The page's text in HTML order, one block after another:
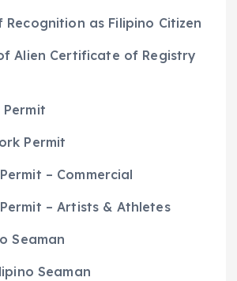
as Filipino Citizen
Alien Certificate of Registry
Permit
– Commercial
– Artists & Athletes
Seaman
Seaman